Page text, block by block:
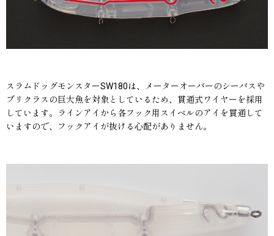
スラムドッグモンスターSW180は、メーターオーバーのシーバスや
ブリクラスの巨大魚を対象としているため、貫通式ワイヤーを採用
しています。ラインアイから各フック用スイベルのアイを貫通して
いますので、フックアイが抜ける心配がありません。